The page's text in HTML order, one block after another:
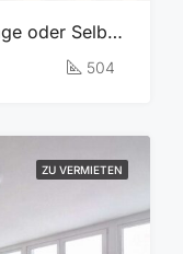
Gewerberäume zur Kapitalanlage oder Selbstnutzung, Wohnnutzung möglich
504
ZU VERMIETEN